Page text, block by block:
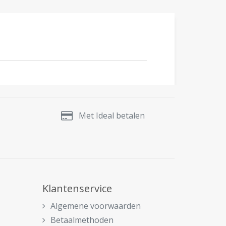
Met Ideal betalen
Klantenservice
Algemene voorwaarden
Betaalmethoden